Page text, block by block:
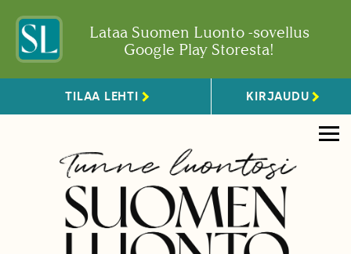
Lataa Suomen Luonto -sovellus
Google Play Storesta!
TILAA LEHTI KIRJAUDU